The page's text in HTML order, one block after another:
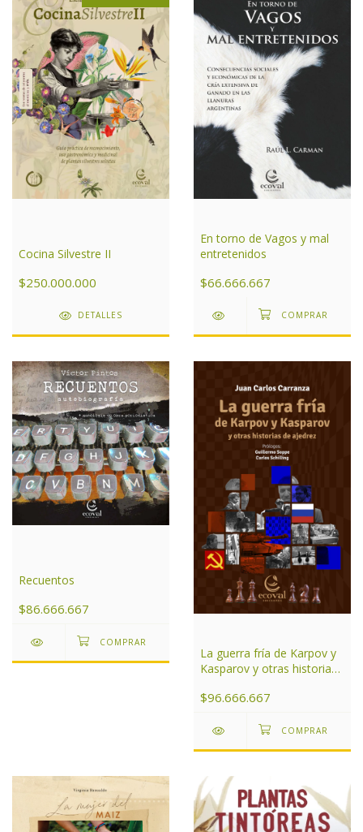
Cocina Silvestre II
$250.000.000
DETALLES
En torno de Vagos y mal
entretenidos
$66.666.667
Recuentos
$86.666.667
La guerra fría de Karpov y
Kasparov y otras historias
$96.666.667